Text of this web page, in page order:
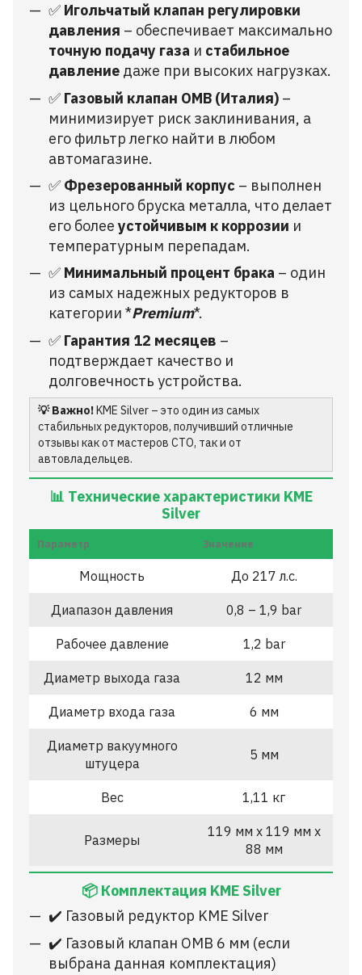
✅ Игольчатый клапан регулировки
давления – обеспечивает максимально
точную подачу газа и стабильное
давление даже при высоких нагрузках.
✅ Газовый клапан OMB (Италия) –
минимизирует риск заклинивания, а
его фильтр легко найти в любом
автомагазине.
✅ Фрезерованный корпус – выполнен
из цельного бруска металла, что делает
его более устойчивым к коррозии и
температурным перепадам.
✅ Минимальный процент брака – один
из самых надежных редукторов в
категории *Premium*.
✅ Гарантия 12 месяцев –
подтверждает качество и
долговечность устройства.
💡 Важно!KME Silver – это один из самых
стабильных редукторов, получивший отличные
отзывы как от мастеров СТО, так и от
автовладельцев.
📊 Технические характеристики KME
Silver
Параметр Значение
Мощность До 217 л.с.
Диапазон давления 0,8 – 1,9 bar
Рабочее давление 1,2 bar
Диаметр выхода газа 12 мм
Диаметр входа газа 6 мм
Диаметр вакуумного
штуцера
5 мм
Вес 1,11 кг
Размеры
119 мм x 119 мм x
88 мм
📦 Комплектация KME Silver
✔️ Газовый редуктор KME Silver
✔️ Газовый клапан OMB 6 мм (если
выбрана данная комплектация)